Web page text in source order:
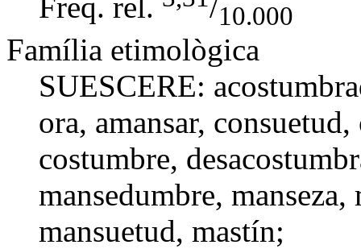
10.000
Família etimològica
SUESCERE:
ora, amansar, consuetud,
costumbre,
mansedumbre, manseza,
mansuetud, mastín;